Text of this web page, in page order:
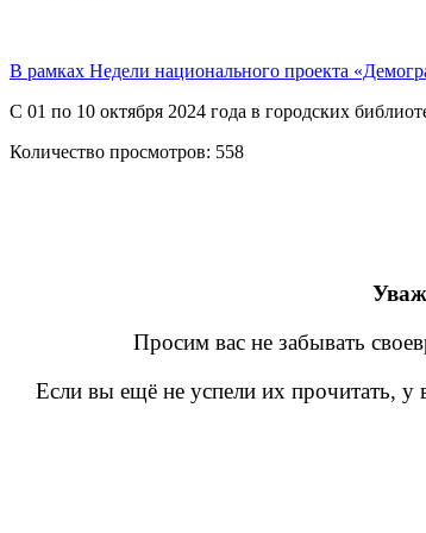
В рамках Недели национального проекта
С 01 по 10 октября 2024 года в городских
Количество просмотров: 558
Просим вас не забывать
Если вы ещё не успели их прочитать, у